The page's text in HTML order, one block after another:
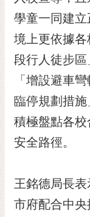
府
交
通
位
置
學童一同建
境上更依據
段行人徒步區
「增設避車
臨停規劃措施
積極盤點各
安全路徑。
王銘德局長表
市府配合中